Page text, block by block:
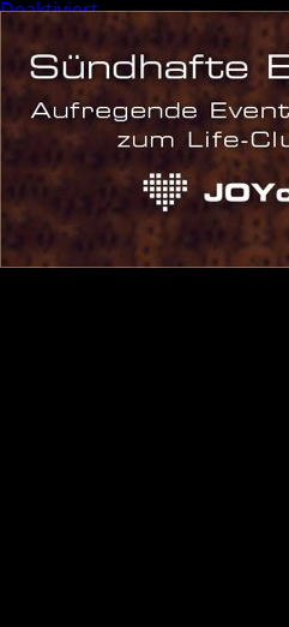
Deaktiviert
Event
Sonderevent
Meta
Anmelden
Eintrags-Feed
Kommentar-Feed
WordPress.org